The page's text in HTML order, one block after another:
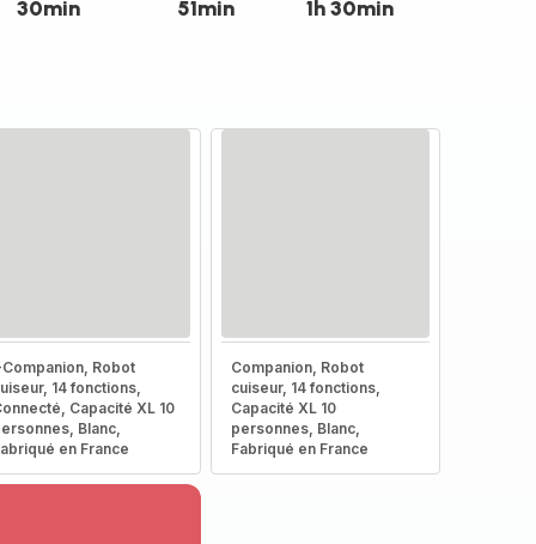
30min 51min 1h 30min
Robot
14 fonctions,
Capacité XL 10
Blanc,
en France
Companion, Robot
cuiseur, 14 fonctions,
Capacité XL 10
personnes, Blanc,
Fabriqué en France